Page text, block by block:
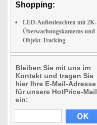
Shopping:
LED-Außenleuchten mit 2K-
Überwachungskameras und
Objekt-Tracking
Bleiben Sie mit uns im
Kontakt und tragen Sie
hier Ihre E-Mail-Adresse
für unsere HotPrice-Mail
ein: